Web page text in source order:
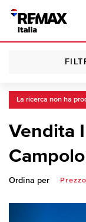
La ricerca non ha
Vendita
Ordina per